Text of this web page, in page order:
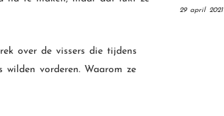
over de vissers die tijdens
wilden vorderen. Waarom ze
29 april 2021